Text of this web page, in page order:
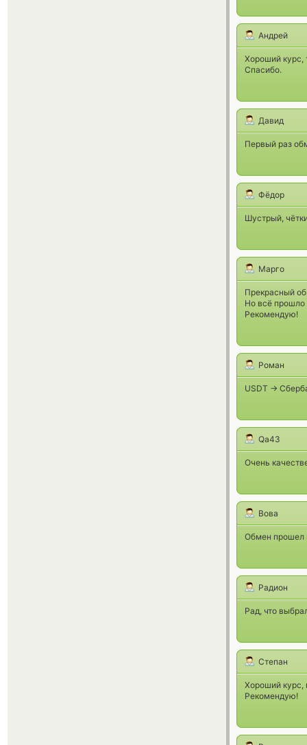
Андрей
Хороший курс,
Спасибо.
Давид
Первый раз
Фёдор
Шустрый,
Марго
Прекрасный
Но всё прошло
Рекомендую!
Роман
USDT ->
Qa43
Очень
Вова
Обмен прошел
Радион
Рад, что
Степан
Хороший курс,
Рекомендую!